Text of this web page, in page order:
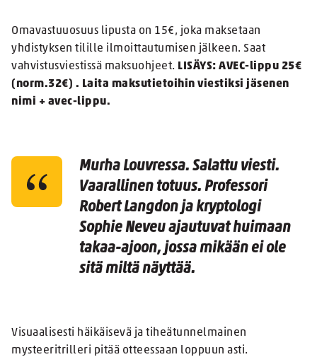
Omavastuuosuus lipusta on 15€, joka maksetaan
yhdistyksen tilille ilmoittautumisen jälkeen. Saat
vahvistusviestissä maksuohjeet. LISÄYS: AVEC-lippu 25€
(norm.32€) . Laita maksutietoihin viestiksi jäsenen
nimi + avec-lippu.
Murha Louvressa. Salattu viesti.
Vaarallinen totuus. Professori
Robert Langdon ja kryptologi
Sophie Neveu ajautuvat huimaan
takaa-ajoon, jossa mikään ei ole
sitä miltä näyttää.
Visuaalisesti häikäisevä ja tiheätunnelmainen
mysteeritrilleri pitää otteessaan loppuun asti.